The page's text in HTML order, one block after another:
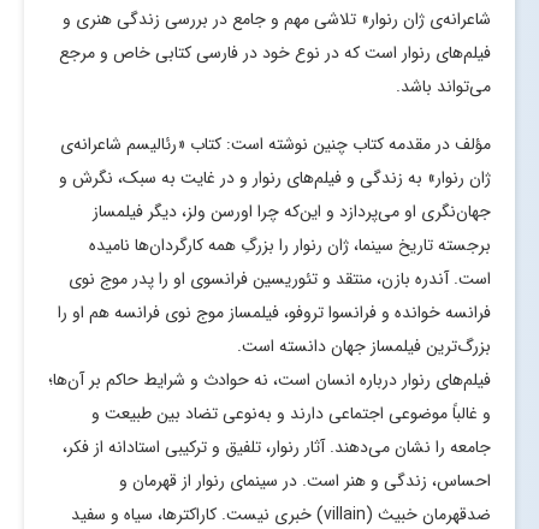
شاعرانه‌ی ژان رنوار» تلاشی مهم و جامع در بررسی زندگی هنری و
فیلم‌های رنوار است که در نوع خود در فارسی کتابی خاص و مرجع
می‌تواند باشد.
مؤلف در مقدمه کتاب چنین نوشته است: کتاب «رئالیسم شاعرانه‌ی
ژان رنوار» به زندگی و فیلم‌های رنوار و در غایت به سبک، نگرش و
جهان‌نگری او می‌پردازد و این‌که چرا اورسن ولز، دیگر فیلمساز
برجسته تاریخ سینما، ژان رنوار را بزرگِ همه کارگردان‌ها نامیده
است. آندره بازن، منتقد و تئوریسین فرانسوی او را پدر موج نوی
فرانسه خوانده و فرانسوا تروفو، فیلمساز موج نوی فرانسه هم او را
بزرگ‌ترین فیلمساز جهان دانسته است.
فیلم‌های رنوار درباره انسان است، نه حوادث و شرایط حاکم بر آن‌ها؛
و غالباً موضوعی اجتماعی دارند و به‌نوعی تضاد بین طبیعت و
جامعه را نشان می‌دهند. آثار رنوار، تلفیق و ترکیبی استادانه از فکر،
احساس، زندگی و هنر است. در سینمای رنوار از قهرمان و
ضدقهرمان خبیث (villain) خبری نیست. کاراکترها، سیاه و سفید